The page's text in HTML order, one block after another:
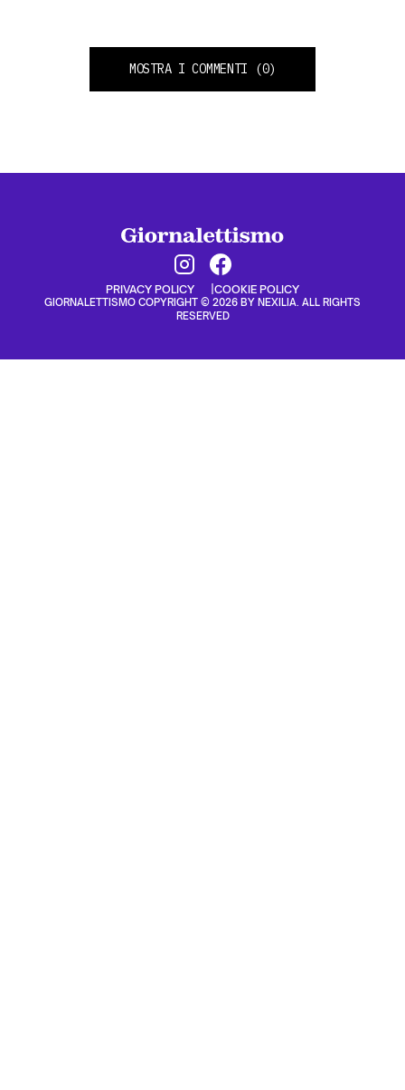
MOSTRA I COMMENTI (0)
PRIVACY POLICY COOKIE POLICY
GIORNALETTISMO COPYRIGHT © 2026 BY NEXILIA. ALL RIGHTS
RESERVED